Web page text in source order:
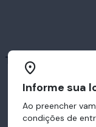
Travesseiros em
Informe sua
Ao preencher
condições de